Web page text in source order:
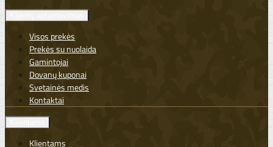
Visos prekės
Prekės su nuolaida
Gamintojai
Dovanų kuponai
Svetainės medis
Kontaktai
Klientams